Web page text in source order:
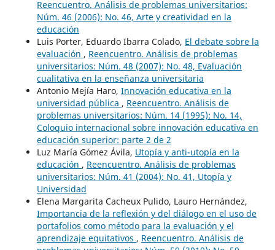
Reencuentro. Análisis de problemas universitarios:
Núm. 46 (2006): No. 46, Arte y creatividad en la
educación
Luis Porter, Eduardo Ibarra Colado, El debate sobre la
evaluación , Reencuentro. Análisis de problemas
universitarios: Núm. 48 (2007): No. 48, Evaluación
cualitativa en la enseñanza universitaria
Antonio Mejía Haro, Innovación educativa en la
universidad pública , Reencuentro. Análisis de
problemas universitarios: Núm. 14 (1995): No. 14,
Coloquio internacional sobre innovación educativa en
educación superior: parte 2 de 2
Luz María Gómez Ávila, Utopía y anti-utopía en la
educación , Reencuentro. Análisis de problemas
universitarios: Núm. 41 (2004): No. 41, Utopía y
Universidad
Elena Margarita Cacheux Pulido, Lauro Hernández,
Importancia de la reflexión y del diálogo en el uso de
portafolios como método para la evaluación y el
aprendizaje equitativos , Reencuentro. Análisis de